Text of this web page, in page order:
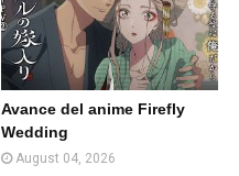
Avance del anime Firefly
Wedding
August 04, 2026